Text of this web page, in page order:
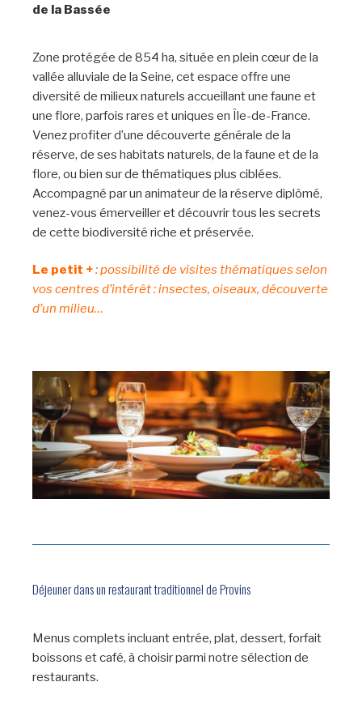
de la Bassée
Zone protégée de 854 ha, située en plein cœur de la
vallée alluviale de la Seine, cet espace offre une
diversité de milieux naturels accueillant une faune et
une flore, parfois rares et uniques en Île-de-France.
Venez profiter d’une découverte générale de la
réserve, de ses habitats naturels, de la faune et de la
flore, ou bien sur de thématiques plus ciblées.
Accompagné par un animateur de la réserve diplômé,
venez-vous émerveiller et découvrir tous les secrets
de cette biodiversité riche et préservée.
Le petit +: possibilité de visites thématiques selon
vos centres d’intérêt : insectes, oiseaux, découverte
d’un milieu…
Déjeuner dans un restaurant traditionnel de Provins
Menus complets incluant entrée, plat, dessert, forfait
boissons et café, à choisir parmi notre sélection de
restaurants.